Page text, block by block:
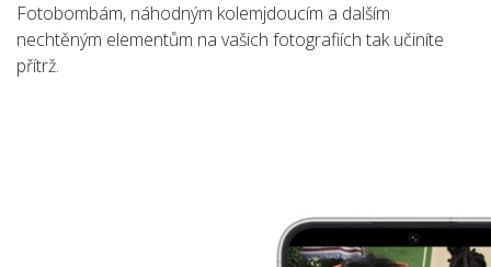
Fotobombám, náhodným kolemjdoucím a dalším
nechtěným elementům na vašich fotografiích tak učiníte
přítrž.